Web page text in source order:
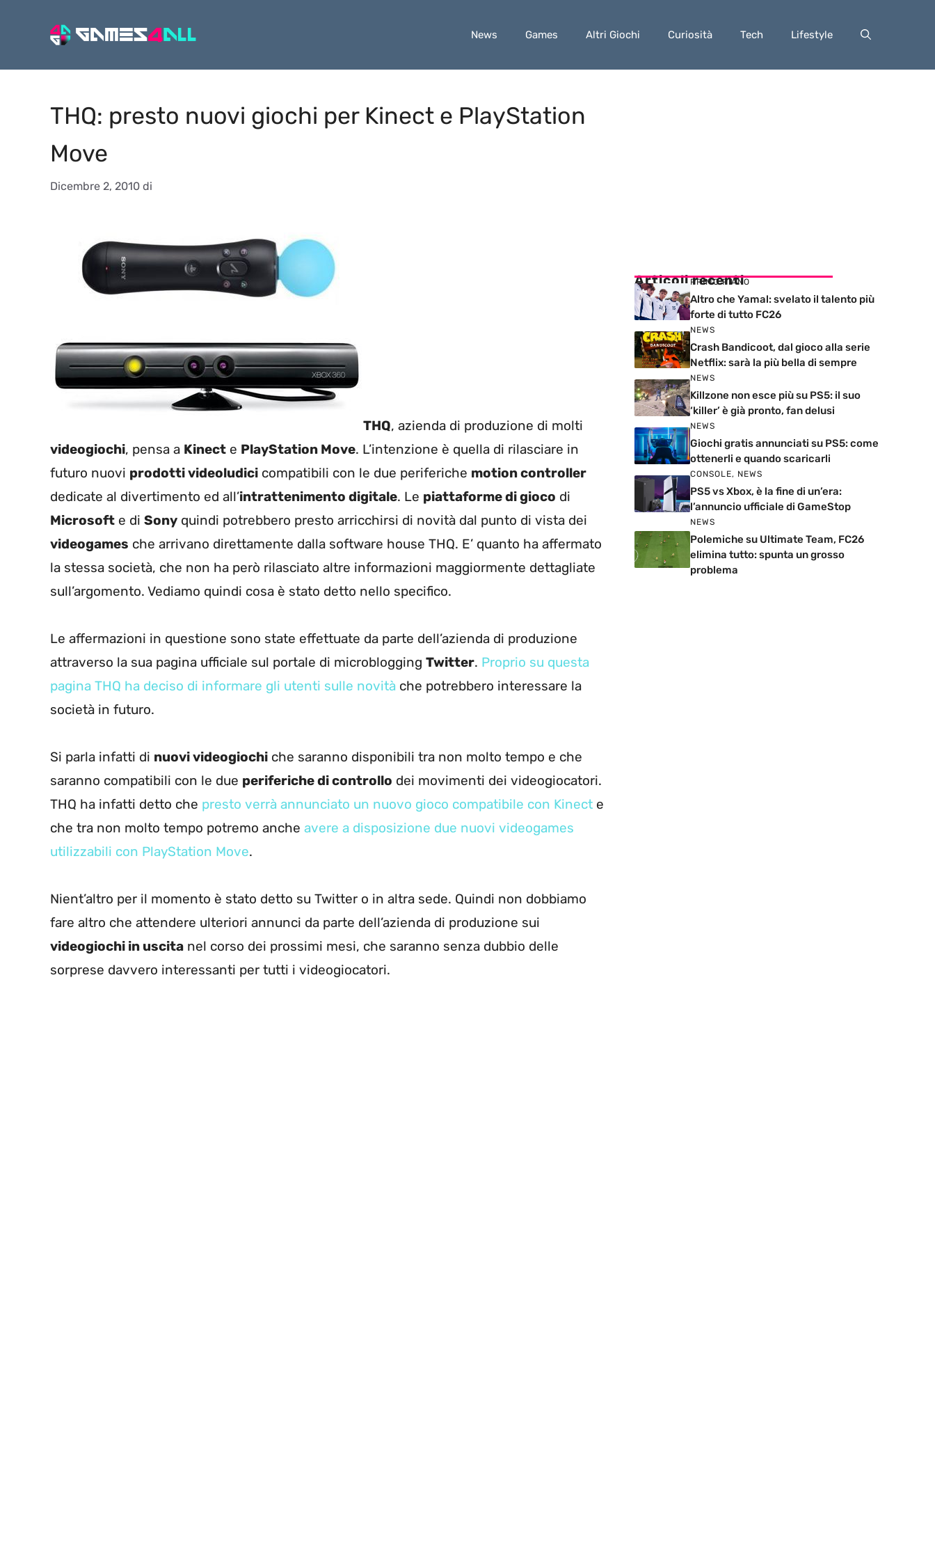
News Games Altri Giochi Curiosità Tech Lifestyle
THQ: presto nuovi giochi per Kinect e PlayStation
Move
Dicembre 2, 2010 di
THQ, azienda di produzione di molti
videogiochi, pensa a Kinect e PlayStation Move. L’intenzione è quella di rilasciare in
futuro nuovi prodotti videoludici compatibili con le due periferiche motion controller
dedicate al divertimento ed all’intrattenimento digitale. Le piattaforme di gioco di
Microsoft e di Sony quindi potrebbero presto arricchirsi di novità dal punto di vista dei
videogames che arrivano direttamente dalla software house THQ. E’ quanto ha affermato
la stessa società, che non ha però rilasciato altre informazioni maggiormente dettagliate
sull’argomento. Vediamo quindi cosa è stato detto nello specifico.
Le affermazioni in questione sono state effettuate da parte dell’azienda di produzione
attraverso la sua pagina ufficiale sul portale di microblogging Twitter. Proprio su questa
pagina THQ ha deciso di informare gli utenti sulle novità che potrebbero interessare la
società in futuro.
Si parla infatti di nuovi videogiochi che saranno disponibili tra non molto tempo e che
saranno compatibili con le due periferiche di controllo dei movimenti dei videogiocatori.
THQ ha infatti detto che presto verrà annunciato un nuovo gioco compatibile con Kinect e
che tra non molto tempo potremo anche avere a disposizione due nuovi videogames
utilizzabili con PlayStation Move.
Nient’altro per il momento è stato detto su Twitter o in altra sede. Quindi non dobbiamo
fare altro che attendere ulteriori annunci da parte dell’azienda di produzione sui
videogiochi in uscita nel corso dei prossimi mesi, che saranno senza dubbio delle
sorprese davvero interessanti per tutti i videogiocatori.
Articoli recenti
PRIMO PIANO
Altro che Yamal: svelato il talento più
forte di tutto FC26
NEWS
Crash Bandicoot, dal gioco alla serie
Netflix: sarà la più bella di sempre
NEWS
Killzone non esce più su PS5: il suo
‘killer’ è già pronto, fan delusi
NEWS
Giochi gratis annunciati su PS5: come
ottenerli e quando scaricarli
CONSOLE, NEWS
PS5 vs Xbox, è la fine di un’era:
l’annuncio ufficiale di GameStop
NEWS
Polemiche su Ultimate Team, FC26
elimina tutto: spunta un grosso
problema